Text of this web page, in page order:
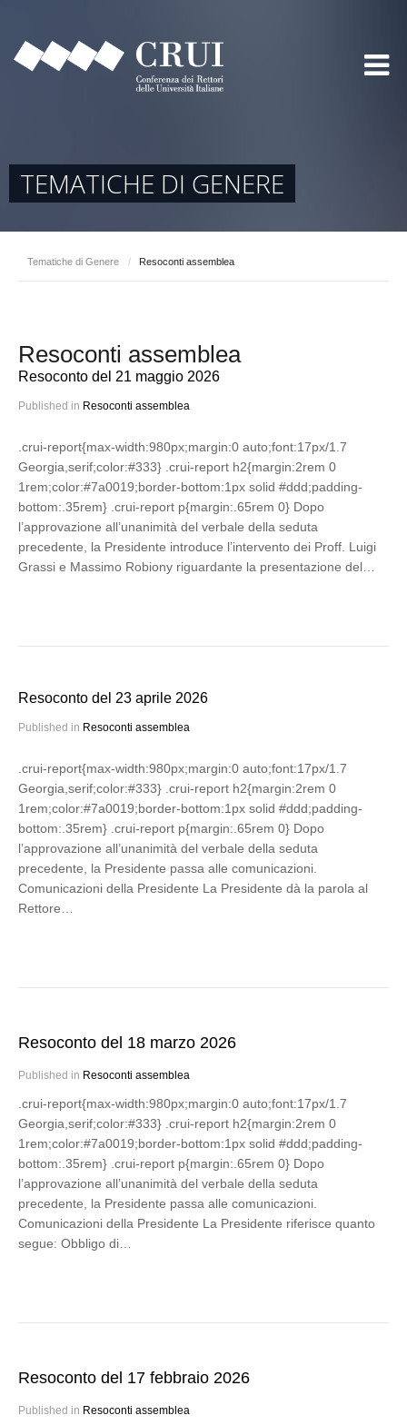
TEMATICHE DI GENERE
Tematiche di Genere / Resoconti assemblea
Resoconti assemblea
Resoconto del 21 maggio 2026
Published in Resoconti assemblea
.crui-report{max-width:980px;margin:0 auto;font:17px/1.7
Georgia,serif;color:#333} .crui-report h2{margin:2rem 0
1rem;color:#7a0019;border-bottom:1px solid #ddd;padding-
bottom:.35rem} .crui-report p{margin:.65rem 0} Dopo
l’approvazione all’unanimità del verbale della seduta
precedente, la Presidente introduce l’intervento dei Proff. Luigi
Grassi e Massimo Robiony riguardante la presentazione del…
Resoconto del 23 aprile 2026
Published in Resoconti assemblea
.crui-report{max-width:980px;margin:0 auto;font:17px/1.7
Georgia,serif;color:#333} .crui-report h2{margin:2rem 0
1rem;color:#7a0019;border-bottom:1px solid #ddd;padding-
bottom:.35rem} .crui-report p{margin:.65rem 0} Dopo
l’approvazione all’unanimità del verbale della seduta
precedente, la Presidente passa alle comunicazioni.
Comunicazioni della Presidente La Presidente dà la parola al
Rettore…
Resoconto del 18 marzo 2026
Published in Resoconti assemblea
.crui-report{max-width:980px;margin:0 auto;font:17px/1.7
Georgia,serif;color:#333} .crui-report h2{margin:2rem 0
1rem;color:#7a0019;border-bottom:1px solid #ddd;padding-
bottom:.35rem} .crui-report p{margin:.65rem 0} Dopo
l’approvazione all’unanimità del verbale della seduta
precedente, la Presidente passa alle comunicazioni.
Comunicazioni della Presidente La Presidente riferisce quanto
segue: Obbligo di…
Resoconto del 17 febbraio 2026
Published in Resoconti assemblea